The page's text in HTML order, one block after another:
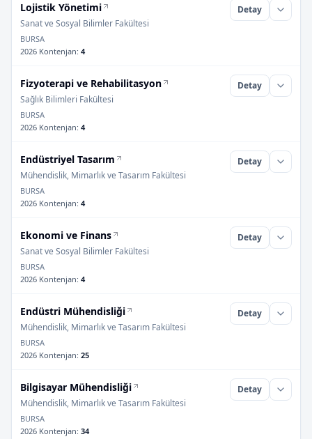
Lojistik Yönetimi
Sanat ve Sosyal Bilimler Fakültesi
Detay
BURSA
2026 Kontenjan: 4
Fizyoterapi ve Rehabilitasyon
Sağlık Bilimleri Fakültesi
Detay
BURSA
2026 Kontenjan: 4
Endüstriyel Tasarım
Mühendislik, Mimarlık ve Tasarım Fakültesi
Detay
BURSA
2026 Kontenjan: 4
Ekonomi ve Finans
Sanat ve Sosyal Bilimler Fakültesi
Detay
BURSA
2026 Kontenjan: 4
Endüstri Mühendisliği
Mühendislik, Mimarlık ve Tasarım Fakültesi
Detay
BURSA
2026 Kontenjan: 25
Bilgisayar Mühendisliği
Mühendislik, Mimarlık ve Tasarım Fakültesi
Detay
BURSA
2026 Kontenjan: 34